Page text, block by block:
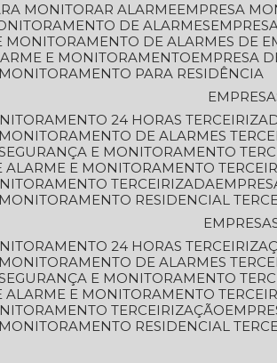
MONITORAR ALARME
EMPRESA
DE ALARMES
MONITORAMENTO DE ALARMES DE
E MONITORAMENTO
EMPRESA
MONITORAMENTO PARA RESIDÊNCIA
24 HORAS
MONITORAMENTO DE ALARMES
SEGURANÇA E MONITORAMENTO
ALARME E MONITORAMENTO
TERCEIRIZADA
MONITORAMENTO RESIDENCIAL
24 HORAS
MONITORAMENTO DE ALARMES
SEGURANÇA E MONITORAMENTO
ALARME E MONITORAMENTO
TERCEIRIZAÇÃO
MONITORAMENTO RESIDENCIAL